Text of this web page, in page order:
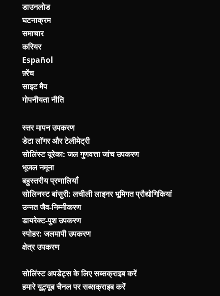
डाउनलोड
घटनाक्रम
समाचार
करियर
Español
फ़्रेंच
साइट मैप
गोपनीयता नीति
स्तर मापन उपकरण
डेटा लॉगर और टेलीमेट्री
सोलिंस्ट यूरेका: जल गुणवत्ता जांच उपकरण
भूजल नमूना
बहुस्तरीय प्रणालियाँ
सोलिनस्ट बांसुरी: लचीली लाइनर भूमिगत प्रौद्योगिकियां
उन्नत जैव-निम्नीकरण
डायरेक्ट-पुश उपकरण
स्पोहर: जलमापी उपकरण
क्षेत्र उपकरण
सोलिंस्ट अपडेट्स के लिए सब्सक्राइब करें
हमारे यूट्यूब चैनल पर सब्सक्राइब करें